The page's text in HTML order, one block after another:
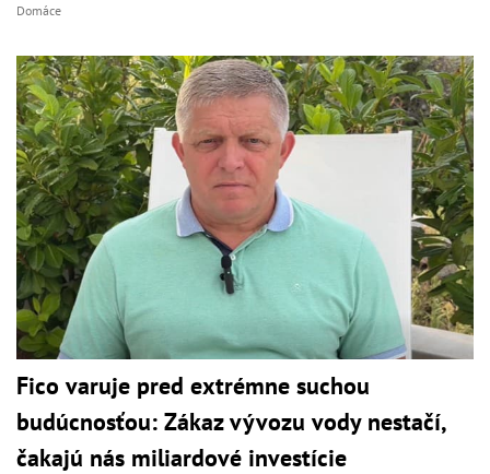
Domáce
Fico varuje pred extrémne suchou
budúcnosťou: Zákaz vývozu vody nestačí,
čakajú nás miliardové investície